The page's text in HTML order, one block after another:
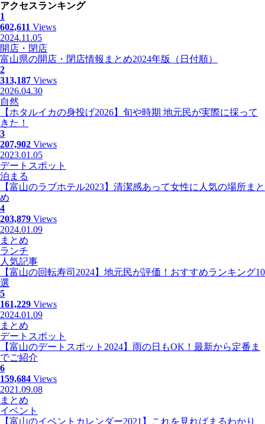
アクセスランキング
1
602,611 Views
2024.11.05
開店・閉店
富山県の開店・閉店情報まとめ2024年版（日付順）
2
313,187 Views
2026.04.30
自然
【ホタルイカの身投げ2026】旬や時期 地元民が実際に採って
きた！
3
207,902 Views
2023.01.05
デートスポット
泊まる
【富山のラブホテル2023】清潔感あって女性に人気の場所まと
め
4
203,879 Views
2024.01.09
まとめ
ランチ
人気記事
【富山の回転寿司2024】地元民が評価！おすすめランキング10
選
5
161,229 Views
2024.01.09
まとめ
デートスポット
【富山のデートスポット2024】雨の日もOK！最新から定番ま
でご紹介
6
159,684 Views
2021.09.08
まとめ
イベント
【富山のイベントカレンダー2021】これを見ればまるわかり